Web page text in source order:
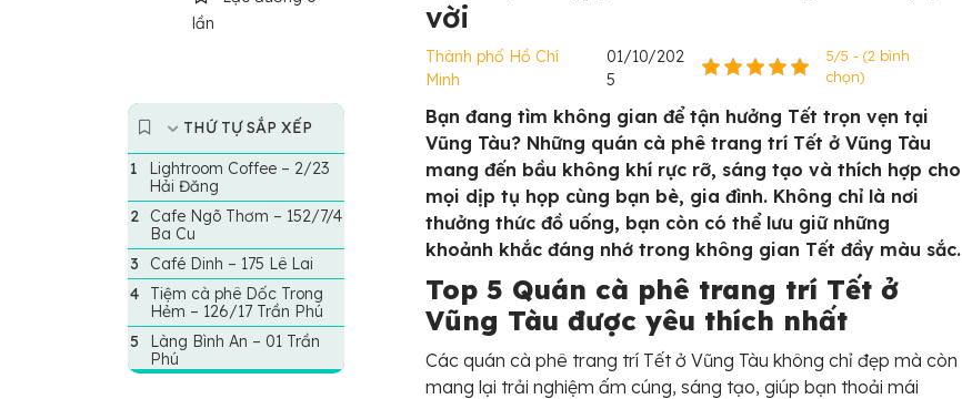
lần
vời
Thành phố Hồ Chí
Minh
01/10/202
5
5/5 - (2 bình
chọn)
THỨ TỰ SẮP XẾP
Lightroom Coffee – 2/23
Hải Đăng
Cafe Ngõ Thơm – 152/7/4
Ba Cu
Café Dinh – 175 Lê Lai
Tiệm cà phê Dốc Trong
Hẻm – 126/17 Trần Phú
Làng Bình An – 01 Trần
Phú
Bạn đang tìm không gian để tận hưởng Tết trọn vẹn tại
Vũng Tàu? Những quán cà phê trang trí Tết ở Vũng Tàu
mang đến bầu không khí rực rỡ, sáng tạo và thích hợp cho
mọi dịp tụ họp cùng bạn bè, gia đình. Không chỉ là nơi
thưởng thức đồ uống, bạn còn có thể lưu giữ những
khoảnh khắc đáng nhớ trong không gian Tết đầy màu sắc.
Top 5 Quán cà phê trang trí Tết ở
Vũng Tàu được yêu thích nhất
Các quán cà phê trang trí Tết ở Vũng Tàu không chỉ đẹp mà còn
mang lại trải nghiệm ấm cúng, sáng tạo, giúp bạn thoải mái